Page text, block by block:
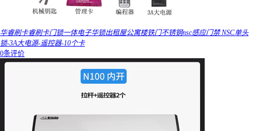
华睿刷卡睿刷卡门锁一体电子华锁出租屋公寓楼铁门不锈钢nsc感应门禁 NSC单头
锁-3A大电源-遥控器-10个卡
0条评价